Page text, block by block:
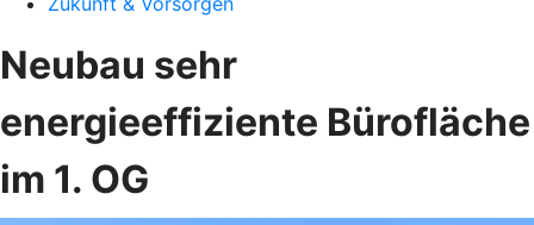
Neubau sehr
energieeffiziente Bürofläche
im 1. OG